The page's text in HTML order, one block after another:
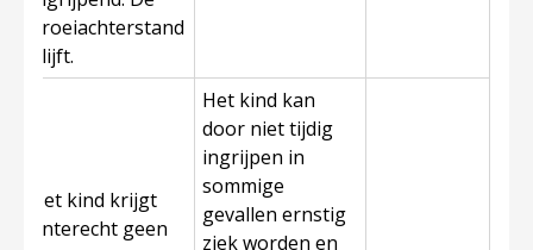
groeiachterstand
blijft.
Het kind krijgt
onterecht geen
Het kind kan
door niet tijdig
ingrijpen in
sommige
gevallen ernstig
ziek worden en